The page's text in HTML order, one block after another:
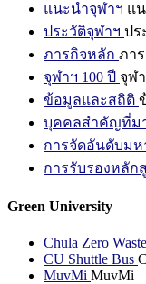
แนะนำจุฬาฯ แ
ประวัติจุฬาฯ ปร
ภารกิจหลัก ภา
จุฬาฯ 100 ปี จุฬ
ข้อมูลและสถิติ
บุคคลสำคัญที่ม
การจัดอันดับมห
การรับรองหลัก
Green University
Chula Zero Waste
CU Shuttle Bus
MuvMi MuvMi